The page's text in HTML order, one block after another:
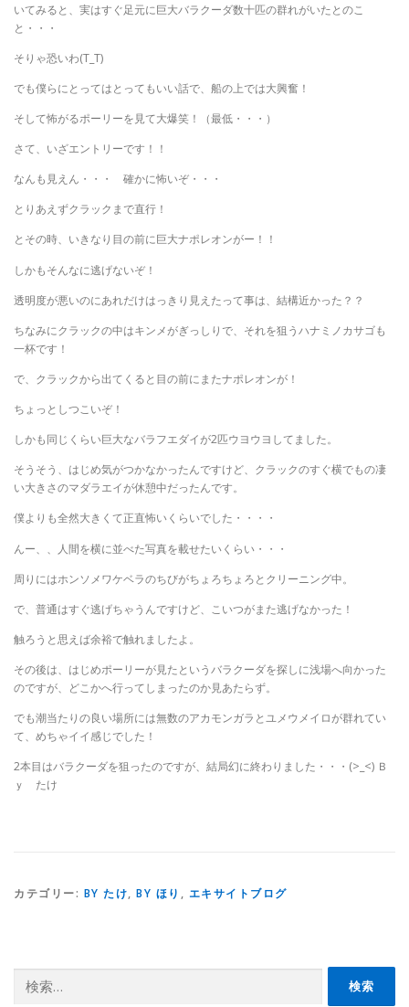
いてみると、実はすぐ足元に巨大バラクーダ数十匹の群れがいたとのこ
と・・・
そりゃ恐いわ(T_T)
でも僕らにとってはとってもいい話で、船の上では大興奮！
そして怖がるポーリーを見て大爆笑！（最低・・・）
さて、いざエントリーです！！
なんも見えん・・・ 確かに怖いぞ・・・
とりあえずクラックまで直行！
とその時、いきなり目の前に巨大ナポレオンがー！！
しかもそんなに逃げないぞ！
透明度が悪いのにあれだけはっきり見えたって事は、結構近かった？？
ちなみにクラックの中はキンメがぎっしりで、それを狙うハナミノカサゴも
一杯です！
で、クラックから出てくると目の前にまたナポレオンが！
ちょっとしつこいぞ！
しかも同じくらい巨大なバラフエダイが2匹ウヨウヨしてました。
そうそう、はじめ気がつかなかったんですけど、クラックのすぐ横でもの凄
い大きさのマダラエイが休憩中だったんです。
僕よりも全然大きくて正直怖いくらいでした・・・・
んー、、人間を横に並べた写真を載せたいくらい・・・
周りにはホンソメワケベラのちびがちょろちょろとクリーニング中。
で、普通はすぐ逃げちゃうんですけど、こいつがまた逃げなかった！
触ろうと思えば余裕で触れましたよ。
その後は、はじめポーリーが見たというバラクーダを探しに浅場へ向かった
のですが、どこかへ行ってしまったのか見あたらず。
でも潮当たりの良い場所には無数のアカモンガラとユメウメイロが群れてい
て、めちゃイイ感じでした！
2本目はバラクーダを狙ったのですが、結局幻に終わりました・・・(>_<) Ｂ
ｙ たけ
カテゴリー: BY たけ, BY ほり , エキサイトブログ
索: